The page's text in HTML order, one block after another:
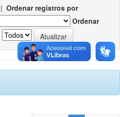
| Ordenar registros por
Ordenar